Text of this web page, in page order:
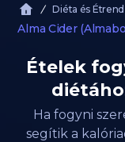
Diéta és Étrend
Alma Cider
Ételek
Ha fogyni
segítik a